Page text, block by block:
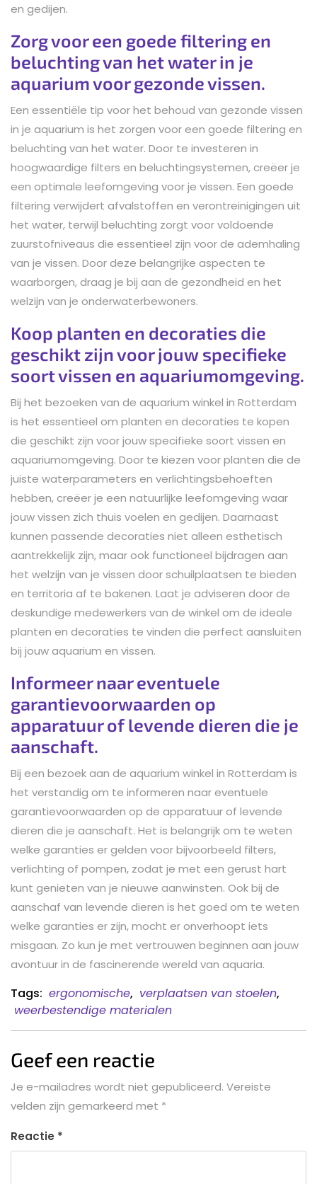
en gedijen.
Zorg voor een goede filtering en
beluchting van het water in je
aquarium voor gezonde vissen.
Een essentiële tip voor het behoud van gezonde vissen
in je aquarium is het zorgen voor een goede filtering en
beluchting van het water. Door te investeren in
hoogwaardige filters en beluchtingsystemen, creëer je
een optimale leefomgeving voor je vissen. Een goede
filtering verwijdert afvalstoffen en verontreinigingen uit
het water, terwijl beluchting zorgt voor voldoende
zuurstofniveaus die essentieel zijn voor de ademhaling
van je vissen. Door deze belangrijke aspecten te
waarborgen, draag je bij aan de gezondheid en het
welzijn van je onderwaterbewoners.
Koop planten en decoraties die
geschikt zijn voor jouw specifieke
soort vissen en aquariumomgeving.
Bij het bezoeken van de aquarium winkel in Rotterdam
is het essentieel om planten en decoraties te kopen
die geschikt zijn voor jouw specifieke soort vissen en
aquariumomgeving. Door te kiezen voor planten die de
juiste waterparameters en verlichtingsbehoeften
hebben, creëer je een natuurlijke leefomgeving waar
jouw vissen zich thuis voelen en gedijen. Daarnaast
kunnen passende decoraties niet alleen esthetisch
aantrekkelijk zijn, maar ook functioneel bijdragen aan
het welzijn van je vissen door schuilplaatsen te bieden
en territoria af te bakenen. Laat je adviseren door de
deskundige medewerkers van de winkel om de ideale
planten en decoraties te vinden die perfect aansluiten
bij jouw aquarium en vissen.
Informeer naar eventuele
garantievoorwaarden op
apparatuur of levende dieren die je
aanschaft.
Bij een bezoek aan de aquarium winkel in Rotterdam is
het verstandig om te informeren naar eventuele
garantievoorwaarden op de apparatuur of levende
dieren die je aanschaft. Het is belangrijk om te weten
welke garanties er gelden voor bijvoorbeeld filters,
verlichting of pompen, zodat je met een gerust hart
kunt genieten van je nieuwe aanwinsten. Ook bij de
aanschaf van levende dieren is het goed om te weten
welke garanties er zijn, mocht er onverhoopt iets
misgaan. Zo kun je met vertrouwen beginnen aan jouw
avontuur in de fascinerende wereld van aquaria.
Tags: ergonomische, verplaatsen van stoelen,
weerbestendige materialen
Geef een reactie
Je e-mailadres wordt niet gepubliceerd. Vereiste
velden zijn gemarkeerd met *
Reactie *